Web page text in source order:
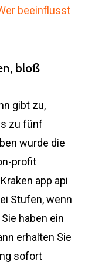
beeinflusst
bloß
gibt zu,
zu fünf
wurde die
profit
app api
Stufen, wenn
haben ein
erhalten Sie
sofort